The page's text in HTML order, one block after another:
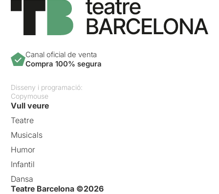
Canal oficial de venta
Compra 100% segura
Disseny i programació:
Copymouse
Vull veure
Teatre
Musicals
Humor
Infantil
Dansa
Teatre Barcelona ©2026